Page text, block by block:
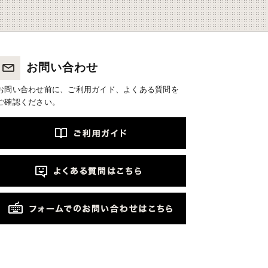
お問い合わせ
問い合わせ前に、ご利用ガイド、よくある質問を
確認ください。